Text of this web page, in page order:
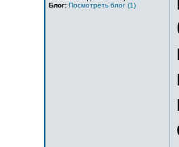
Блог: Посмотреть блог (1)